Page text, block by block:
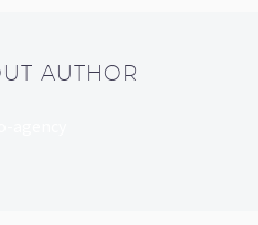
AUTHOR